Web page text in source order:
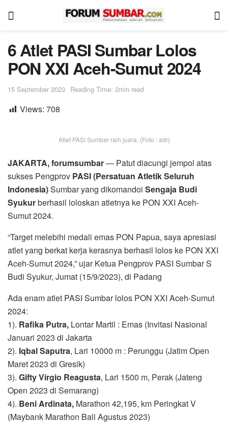
6 Atlet PASI Sumbar Lolos
PON XXI Aceh-Sumut 2024
15 September 2023 Reading Time: 2min read
Views: 708
Atlet PASI Sumbar raih juara. (Foto : adr)
JAKARTA, forumsumbar— Patut diacungi jempol atas
sukses Pengprov PASI (Persatuan Atletik Seluruh
Indonesia)Sumbar yang dikomandoi Sengaja Budi
Syukurberhasil loloskan atletnya ke PON XXI Aceh-
Sumut 2024.
“Target melebihi medali emas PON Papua, saya apresiasi
atlet yang berkat kerja kerasnya berhasil lolos ke PON XXI
Aceh-Sumut 2024,” ujar Ketua Pengprov PASI Sumbar S
Budi Syukur, Jumat (15/9/2023), di Padang
Ada enam atlet PASI Sumbar lolos PON XXI Aceh-Sumut
2024:
1). Rafika Putra, Lontar Martil : Emas (Invitasi Nasional
Januari 2023 di Jakarta
2). Iqbal Saputra, Lari 10000 m : Perunggu (Jatim Open
Maret 2023 di Gresik)
3). Gifty Virgio Reagusta, Lari 1500 m, Perak (Jateng
Open 2023 di Semarang)
4). Beni Ardinata, Marathon 42,195, km Peringkat V
(Maybank Marathon Bali Agustus 2023)